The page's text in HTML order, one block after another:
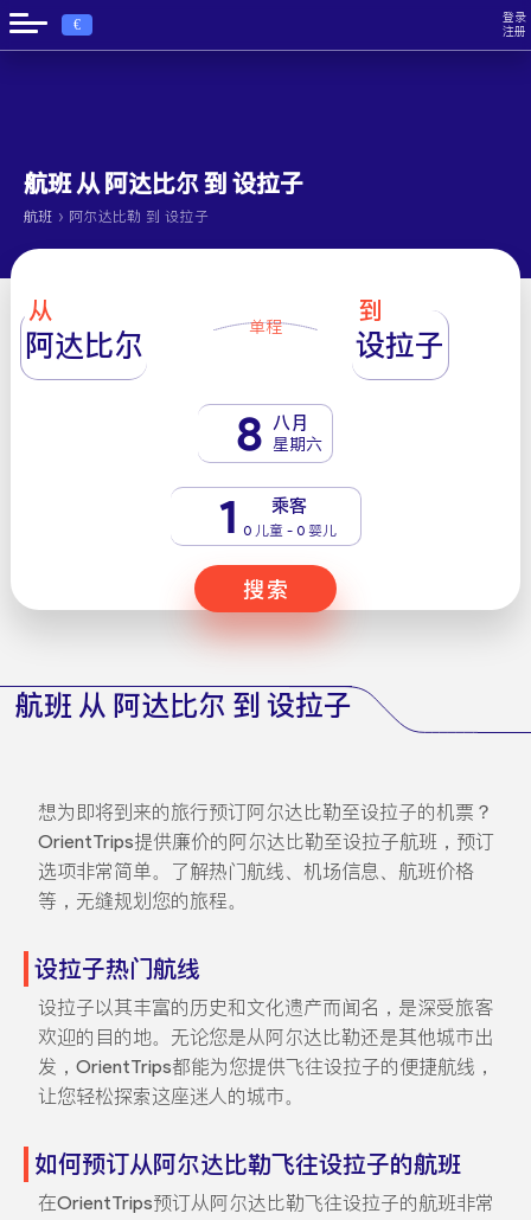
€
登录
注册
航班 从 阿达比尔 到 设拉子
航班 › 阿尔达比勒 到 设拉子
从
阿达比尔 单程
到
设拉子
8 八月
星期六
1 乘客
0 儿童 - 0 婴儿
搜索
航班 从 阿达比尔 到 设拉子
想为即将到来的旅行预订阿尔达比勒至设拉子的机票？
OrientTrips提供廉价的阿尔达比勒至设拉子航班，预订
选项非常简单。了解热门航线、机场信息、航班价格
等，无缝规划您的旅程。
设拉子热门航线
设拉子以其丰富的历史和文化遗产而闻名，是深受旅客
欢迎的目的地。无论您是从阿尔达比勒还是其他城市出
发，OrientTrips都能为您提供飞往设拉子的便捷航线，
让您轻松探索这座迷人的城市。
如何预订从阿尔达比勒飞往设拉子的航班
在OrientTrips预订从阿尔达比勒飞往设拉子的航班非常